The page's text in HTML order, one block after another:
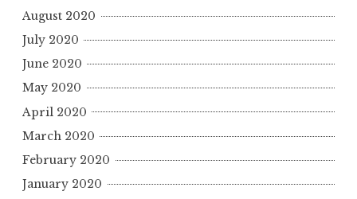
August 2020
July 2020
June 2020
May 2020
April 2020
March 2020
February 2020
January 2020